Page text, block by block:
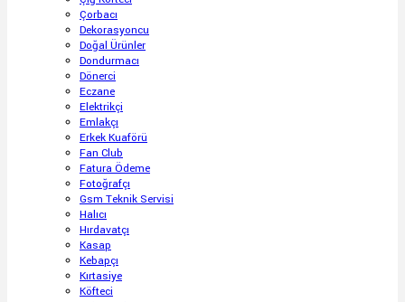
Çorbacı
Dekorasyoncu
Doğal Ürünler
Dondurmacı
Dönerci
Eczane
Elektrikçi
Emlakçı
Erkek Kuaförü
Fan Club
Fatura Ödeme
Fotoğrafçı
Gsm Teknik Servisi
Halıcı
Hırdavatçı
Kasap
Kebapçı
Kırtasiye
Köfteci